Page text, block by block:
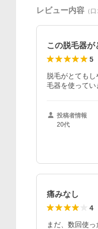
レビュー内容 （
この脱毛器が
5
脱毛がとても
毛器を使ってい
投稿者情報
20代
痛みなし
4
まだ、数回使